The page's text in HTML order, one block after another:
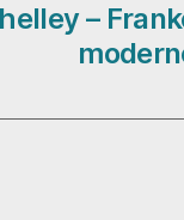
–